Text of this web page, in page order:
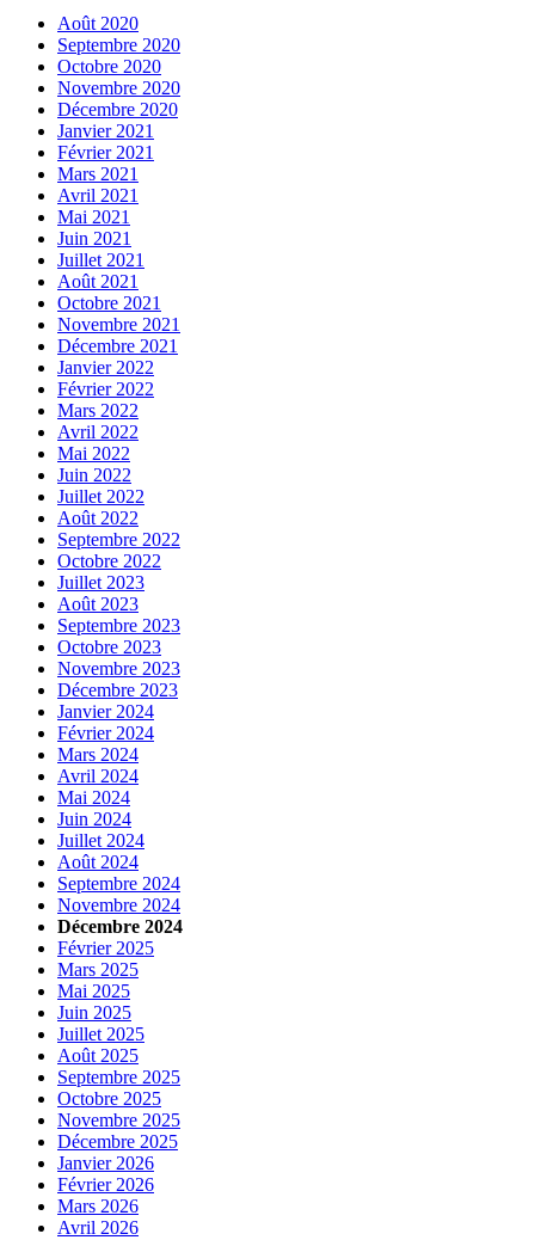
Août 2020
Septembre 2020
Octobre 2020
Novembre 2020
Décembre 2020
Janvier 2021
Février 2021
Mars 2021
Avril 2021
Mai 2021
Juin 2021
Juillet 2021
Août 2021
Octobre 2021
Novembre 2021
Décembre 2021
Janvier 2022
Février 2022
Mars 2022
Avril 2022
Mai 2022
Juin 2022
Juillet 2022
Août 2022
Septembre 2022
Octobre 2022
Juillet 2023
Août 2023
Septembre 2023
Octobre 2023
Novembre 2023
Décembre 2023
Janvier 2024
Février 2024
Mars 2024
Avril 2024
Mai 2024
Juin 2024
Juillet 2024
Août 2024
Septembre 2024
Novembre 2024
Décembre 2024
Février 2025
Mars 2025
Mai 2025
Juin 2025
Juillet 2025
Août 2025
Septembre 2025
Octobre 2025
Novembre 2025
Décembre 2025
Janvier 2026
Février 2026
Mars 2026
Avril 2026